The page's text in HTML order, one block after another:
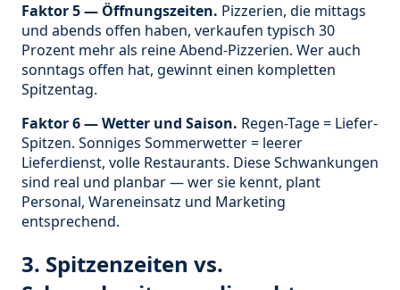
Faktor 5 — Öffnungszeiten. Pizzerien, die mittags
und abends offen haben, verkaufen typisch 30
Prozent mehr als reine Abend-Pizzerien. Wer auch
sonntags offen hat, gewinnt einen kompletten
Spitzentag.
Faktor 6 — Wetter und Saison. Regen-Tage = Liefer-
Spitzen. Sonniges Sommerwetter = leerer
Lieferdienst, volle Restaurants. Diese Schwankungen
sind real und planbar — wer sie kennt, plant
Personal, Wareneinsatz und Marketing
entsprechend.
3. Spitzenzeiten vs.